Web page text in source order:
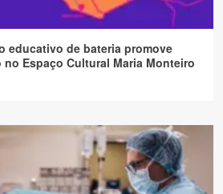
educativo de bateria promove
Espaço Cultural Maria Monteiro